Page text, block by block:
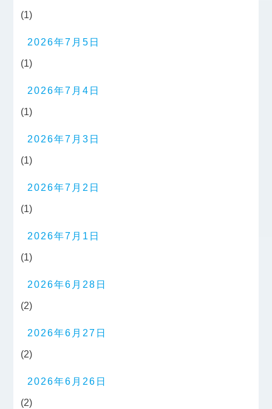
(1)
2026年7月5日
(1)
2026年7月4日
(1)
2026年7月3日
(1)
2026年7月2日
(1)
2026年7月1日
(1)
2026年6月28日
(2)
2026年6月27日
(2)
2026年6月26日
(2)